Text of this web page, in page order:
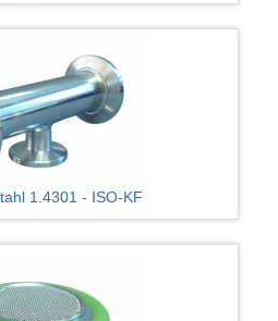
1.4301 - ISO-KF